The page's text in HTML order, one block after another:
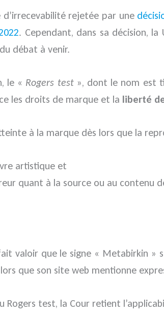
rejetée par une
. Cependant, dans sa décision,
débat à venir.
le « Rogers test», dont le nom est
les droits de marque et la liberté
à la marque dès lors que la
artistique et
quant à la source ou au contenu
valoir que le signe « Metabirkin »
que son site web mentionne
Rogers test, la Cour retient